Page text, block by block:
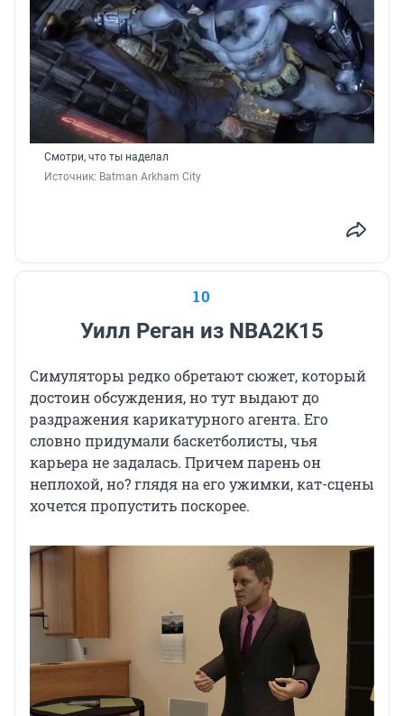
Смотри, что ты наделал
Источник: Batman Arkham City
10
Уилл Реган из NBA2K15
Симуляторы редко обретают сюжет, который
достоин обсуждения, но тут выдают до
раздражения карикатурного агента. Его
словно придумали баскетболисты, чья
карьера не задалась. Причем парень он
неплохой, но? глядя на его ужимки, кат-сцены
хочется пропустить поскорее.